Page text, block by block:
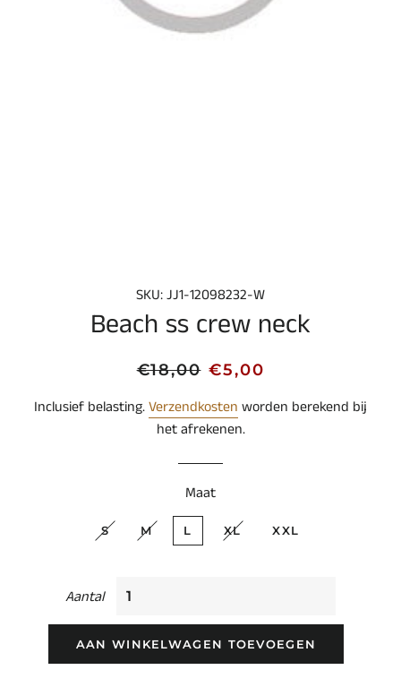
SKU: JJ1-12098232-W
Beach ss crew neck
Normale
€18,00 Aanbiedingsprijs
€5,00
Inclusief belasting.Verzendkosten worden berekend bij
het afrekenen.
Maat
S M L XL XXL
Aantal
AAN WINKELWAGEN TOEVOEGEN